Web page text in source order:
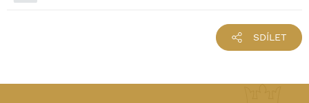
SDÍLET